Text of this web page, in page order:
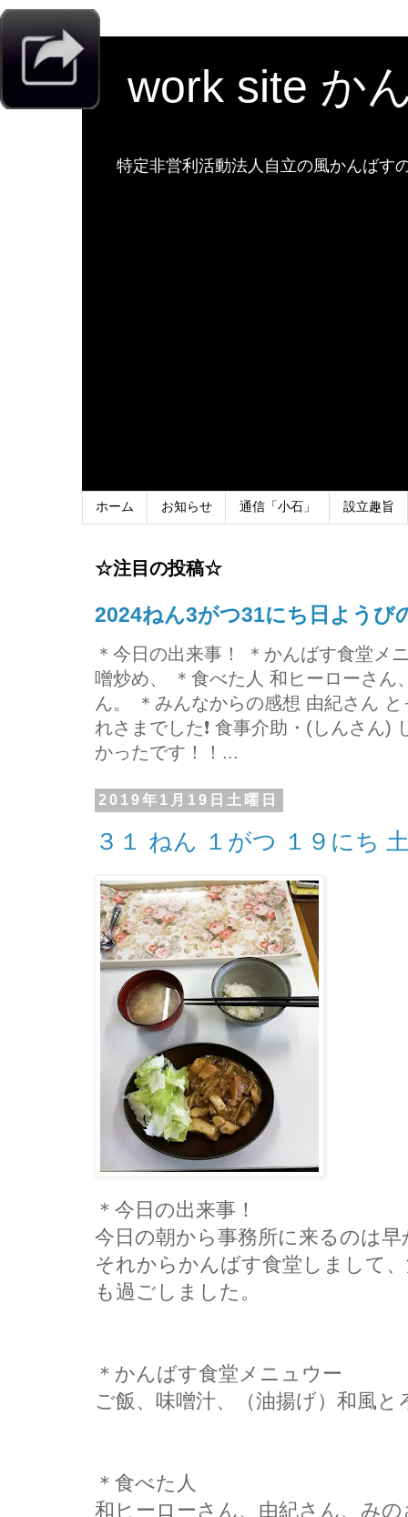
work site か
特定非営利活動法人自立の風かんばす
ホーム お知らせ 通信「小石」 設立趣旨
☆注目の投稿☆
2024ねん3がつ31にち日ようび
＊今日の出来事！ ＊かんばす食堂メ
噌炒め、 ＊食べた人 和ヒーローさん
ん。 ＊みんなからの感想 由紀さん
れさまでした❗ 食事介助・(しんさん)
かったです！！...
2019年1月19日土曜日
３１ ねん １がつ １９にち
＊今日の出来事！
今日の朝から事務所に来るのは
それからかんばす食堂しまして
も過ごしました。
＊かんばす食堂メニュウー
ご飯、味噌汁、（油揚げ）和風
＊食べた人
和ヒーローさん、由紀さん、み